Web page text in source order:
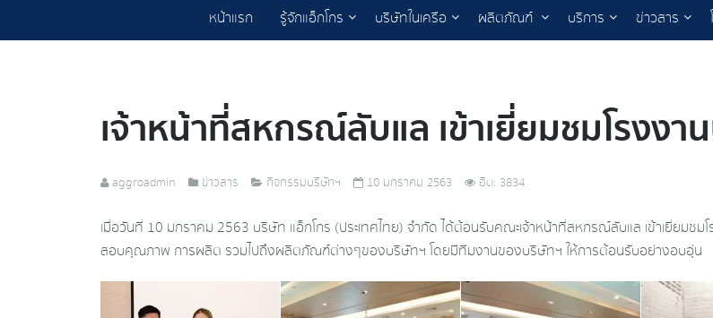
หน้าแรก รู้จักแอ็กโกร บริษัทในเครือ ผลิตภัณฑ์ บริการ ข่าวสาร
เจ้าหน้าที่สหกรณ์ลับแล เข้าเยี่ยมชมโรงง
aggroadmin ข่าวสาร กิจกรรมบริษัทฯ 10 มกราคม 2563 ฮิต: 3834
เมื่อวันที่ 10 มกราคม 2563 บริษัท แอ็กโกร (ประเทศไทย) จำกัด ได้ต้อนรับคณะเจ้าหน้าที่สหกรณ์ลับแล เข้าเยี่ยมช
สอบคุณภาพ การผลิต รวมไปถึงผลิตภัณฑ์ต่างๆของบริษัทฯ โดยมีทีมงานของบริษัทฯ ให้การต้อนรับอย่างอบอุ่น